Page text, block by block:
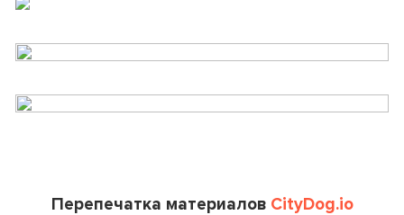
Перепечатка материалов CityDog.io